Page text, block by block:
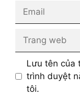
Email
Trang
Lưu tên của
trình duyệt
tôi.